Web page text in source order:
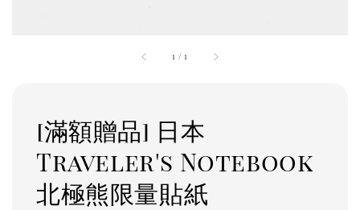
1 /1
[滿額贈品] 日本
Traveler's Notebook
北極熊限量貼紙